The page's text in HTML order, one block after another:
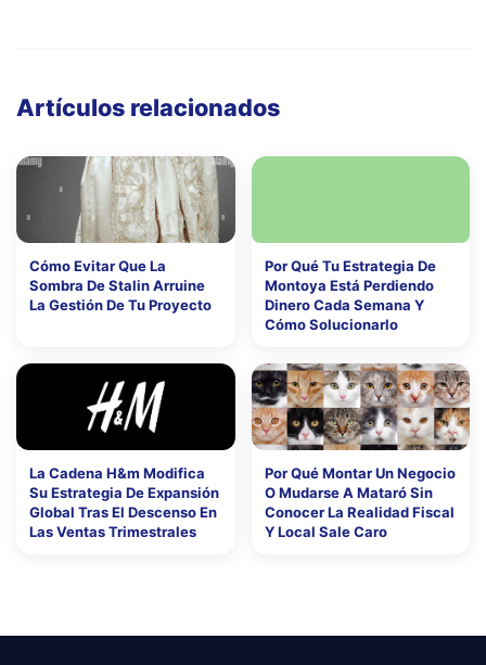
Artículos relacionados
Cómo Evitar Que La
Sombra De Stalin Arruine
La Gestión De Tu Proyecto
Por Qué Tu Estrategia De
Montoya Está Perdiendo
Dinero Cada Semana Y
Cómo Solucionarlo
La Cadena H&m Modifica
Su Estrategia De Expansión
Global Tras El Descenso En
Las Ventas Trimestrales
Por Qué Montar Un Negocio
O Mudarse A Mataró Sin
Conocer La Realidad Fiscal
Y Local Sale Caro